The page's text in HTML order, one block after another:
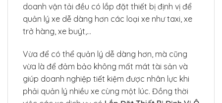
doanh vận tải đều có lắp đặt thiết bị định vị để
quản lý xe dễ dàng hơn các loại xe như taxi, xe
trở hàng, xe buýt,…
Vừa để có thể quản lý dễ dàng hơn, mà cũng
vừa là để đảm bảo không mất mát tài sản và
giúp doanh nghiệp tiết kiệm được nhân lực khi
phải quản lý nhiều xe cùng một lúc. Đồng thời